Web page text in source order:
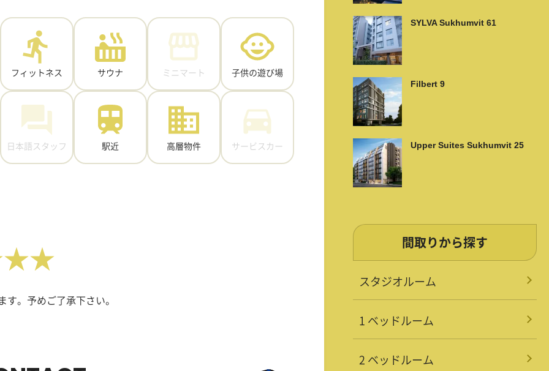
フィットネス サウナ ミニマート 子供の遊び場
日本語スタッフ 駅近 高層物件 サービスカー
。予めご了承下さい。
SYLVA Sukhumvit 61
Filbert 9
Upper Suites Sukhumvit 25
間取りから探す
スタジオルーム
1 ベッドルーム
2 ベッドルーム